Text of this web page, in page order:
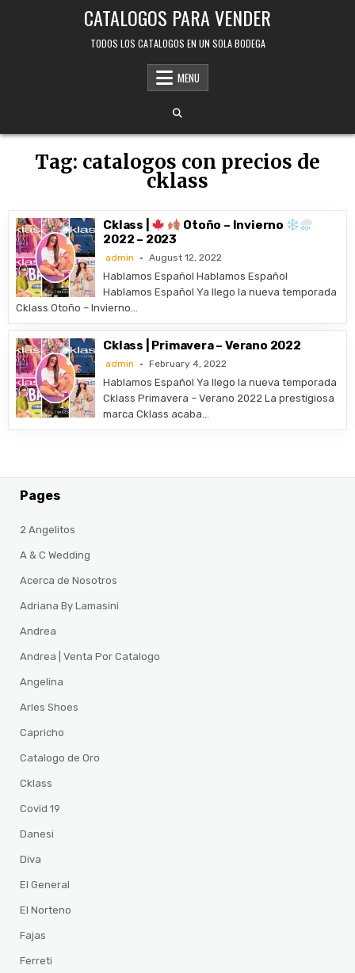
CATALOGOS PARA VENDER
TODOS LOS CATALOGOS EN UN SOLA BODEGA
MENU
Tag: catalogos con precios de
cklass
Cklass |
Otoño – Invierno
2022 – 2023
admin August 12, 2022
Hablamos Español Hablamos Español
Hablamos Español Ya llego la nueva temporada
Cklass Otoño – Invierno…
Cklass | Primavera – Verano 2022
admin February 4, 2022
Hablamos Español Ya llego la nueva temporada
Cklass Primavera – Verano 2022 La prestigiosa
marca Cklass acaba…
Pages
2 Angelitos
A & C Wedding
Acerca de Nosotros
Adriana By Lamasini
Andrea
Andrea | Venta Por Catalogo
Angelina
Arles Shoes
Capricho
Catalogo de Oro
Cklass
Covid 19
Danesi
Diva
El General
El Norteno
Fajas
Ferreti